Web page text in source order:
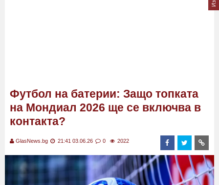
Футбол на батерии: Защо топката
на Мондиал 2026 ще се включва в
контакта?
GlasNews.bg 21:41 03.06.26 0 2022